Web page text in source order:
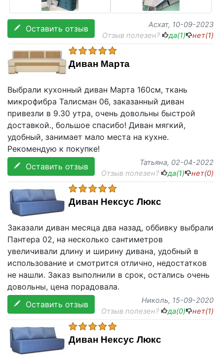
Оставить отзыв Асхат, 10-09-2023
Отзыв полезен?
да(1) нет(1)
Диван Марта
Выбрали кухонный диван Марта 160см, ткань
микрофибра Талисман 06, заказанный диван
привезли в 9.30 утра, очень довольны быстрой
доставкой., большое спасибо! Диван мягкий,
удобный, занимает мало места на кухне.
Рекомендую к покупке!
Оставить отзыв
Татьяна, 02-04-2022
Отзыв полезен?
да(1) нет(0)
Диван Нексус Люкс
Заказали диван месяца два назад, оббивку выбрали
Пантера 02, на несколько сантиметров
увеличивали длину и ширину дивана, удобный в
использование и смотрится отлично, недостатков
не нашли. Заказ выполнили в срок, остались очень
довольны, цена порадовала.
Оставить отзыв
Николь, 15-09-2020
Отзыв полезен?
да(0) нет(1)
Диван Нексус Люкс